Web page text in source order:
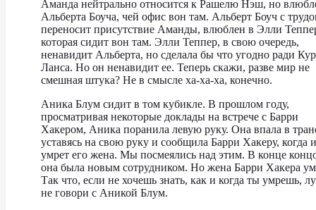
Аманда нейтрально относится к Рашелю Нэш, но
Альберта Боуча, чей офис вон там. Альберт Боуч с
переносит присутствие Аманды, влюблен в Элли
которая сидит вон там. Элли Теппер, в свою очередь,
ненавидит Альберта, но сделала бы что угодно ради
Ланса. Но он ненавидит ее. Теперь скажи, разве мир не
смешная штука? Не в смысле ха-ха-ха, конечно.
Аника Блум сидит в том кубикле. В прошлом году,
просматривая некоторые доклады на встрече с Барри
Хакером, Аника поранила левую руку. Она впала в
уставясь на свою руку и сообщила Барри Хакеру, когда
умрет его жена. Мы посмеялись над этим. В конце
она была новым сотрудником. Но жена Барри Хакера
Так что, если не хочешь знать, как и когда ты умрешь,
не говори с Аникой Блум.